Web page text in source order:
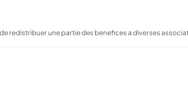
redistribuer une partie des benefices a diverses